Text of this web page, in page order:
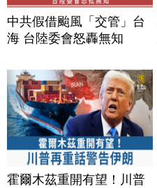
中共假借颱風「交管」台
海 台陸委會怒轟無知
霍爾木茲重開有望！川普